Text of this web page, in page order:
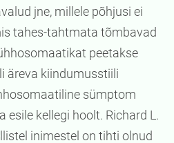
jne, millele põhjusi ei
tahes-tahtmata tõmbavad
peetakse
äreva kiindumusstiili
sümptom
esile kellegi hoolt. Richard L.
inimestel on tihti olnud